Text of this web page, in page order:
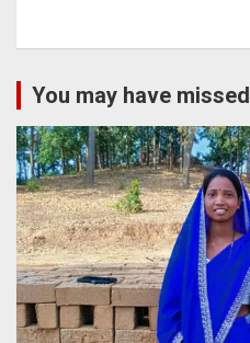
You may have missed